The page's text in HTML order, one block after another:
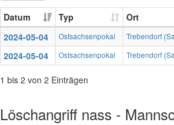
Datum Typ
Ort
2024-05-04
Ostsachsenpokal Trebendorf
2024-05-04 Ostsachsenpokal Trebendorf
1 bis 2 von 2 Einträgen
Löschangriff nass -